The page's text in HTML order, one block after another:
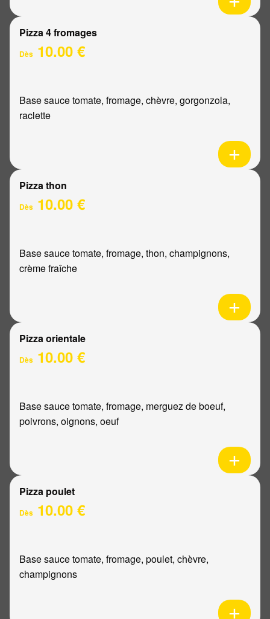
Pizza 4 fromages
Dès 10.00 €
Base sauce tomate, fromage, chèvre, gorgonzola,
raclette
Pizza thon
Dès 10.00 €
Base sauce tomate, fromage, thon, champignons,
crème fraîche
Pizza orientale
Dès 10.00 €
Base sauce tomate, fromage, merguez de boeuf,
poivrons, oignons, oeuf
Pizza poulet
Dès 10.00 €
Base sauce tomate, fromage, poulet, chèvre,
champignons